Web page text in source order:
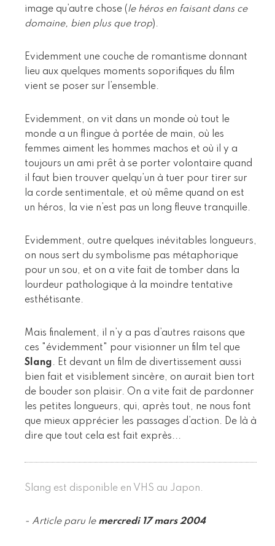
image qu’autre chose (le héros en faisant dans ce
domaine, bien plus que trop).
Evidemment une couche de romantisme donnant
lieu aux quelques moments soporifiques du film
vient se poser sur l’ensemble.
Evidemment, on vit dans un monde où tout le
monde a un flingue à portée de main, où les
femmes aiment les hommes machos et où il y a
toujours un ami prêt à se porter volontaire quand
il faut bien trouver quelqu’un à tuer pour tirer sur
la corde sentimentale, et où même quand on est
un héros, la vie n’est pas un long fleuve tranquille.
Evidemment, outre quelques inévitables longueurs,
on nous sert du symbolisme pas métaphorique
pour un sou, et on a vite fait de tomber dans la
lourdeur pathologique à la moindre tentative
esthétisante.
Mais finalement, il n’y a pas d’autres raisons que
ces "évidemment" pour visionner un film tel que
Slang. Et devant un film de divertissement aussi
bien fait et visiblement sincère, on aurait bien tort
de bouder son plaisir. On a vite fait de pardonner
les petites longueurs, qui, après tout, ne nous font
que mieux apprécier les passages d’action. De là à
dire que tout cela est fait exprès...
Slang est disponible en VHS au Japon.
- Article paru le mercredi 17 mars 2004